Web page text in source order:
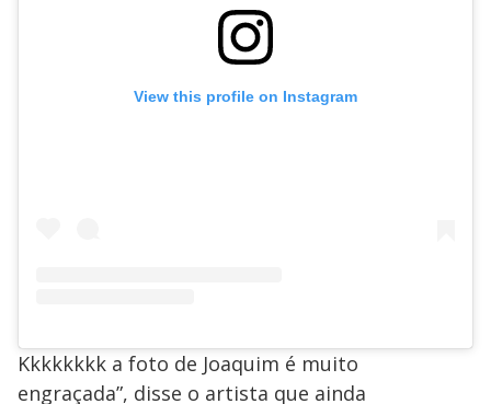
View this profile on Instagram
Kkkkkkkk a foto de Joaquim é muito
engraçada”, disse o artista que ainda